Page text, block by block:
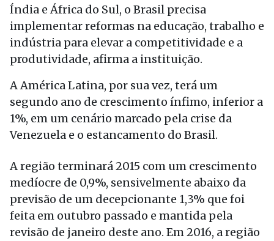
Índia e África do Sul, o Brasil precisa
implementar reformas na educação, trabalho e
indústria para elevar a competitividade e a
produtividade, afirma a instituição.
A América Latina, por sua vez, terá um
segundo ano de crescimento ínfimo, inferior a
1%, em um cenário marcado pela crise da
Venezuela e o estancamento do Brasil.
A região terminará 2015 com um crescimento
medíocre de 0,9%, sensivelmente abaixo da
previsão de um decepcionante 1,3% que foi
feita em outubro passado e mantida pela
revisão de janeiro deste ano. Em 2016, a região